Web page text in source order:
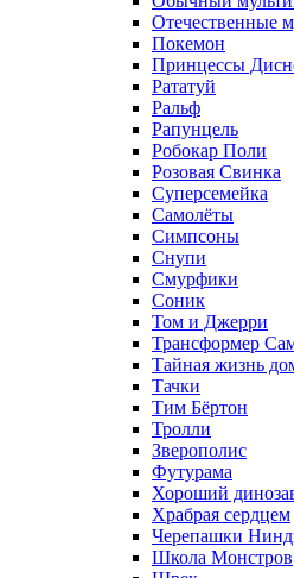
Отечественные
Покемон
Принцессы
Рататуй
Ральф
Рапунцель
Робокар Поли
Розовая Свинка
Суперсемейка
Самолёты
Симпсоны
Снупи
Смурфики
Соник
Том и Джерри
Трансформер
Тайная жизнь
Тачки
Тим Бёртон
Тролли
Зверополис
Футурама
Хороший
Храбрая сердцем
Черепашки
Школа Монстров